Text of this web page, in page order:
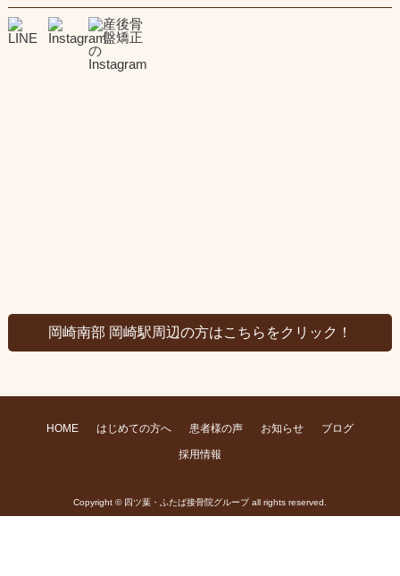
岡崎南部 岡崎駅周辺の方はこちらをクリック！
HOME はじめての方へ 患者様の声 お知らせ ブログ
採用情報
Copyright © 四ツ葉・ふたば接骨院グループ all rights reserved.